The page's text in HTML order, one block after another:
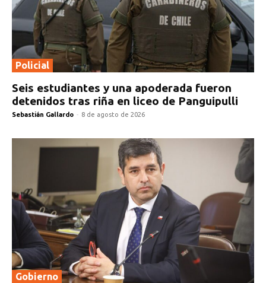
Policial
Seis estudiantes y una apoderada fueron
detenidos tras riña en liceo de Panguipulli
Sebastián Gallardo - 8 de agosto de 2026
Gobierno